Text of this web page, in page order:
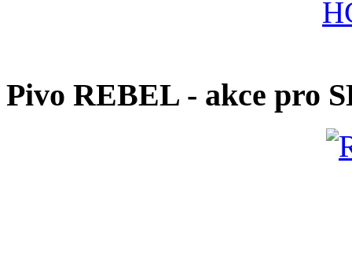
Pivo REBEL - akce pro